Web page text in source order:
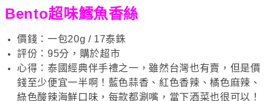
Bento超味鱈魚香絲
價錢：一包20g / 17泰銖
評份：95分，購於超市
心得：泰國經典伴手禮之一，雖然台灣也有賣，但是價
錢至少便宜一半啊！藍色蒜香、紅色香辣、橘色麻辣、
綠色酸辣海鮮口味，每款都涮嘴，當下酒菜也很可以！